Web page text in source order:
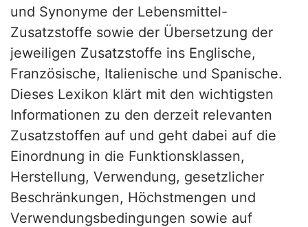
und Synonyme der Lebensmittel-
Zusatzstoffe sowie der Übersetzung der
jeweiligen Zusatzstoffe ins Englische,
Französische, Italienische und Spanische.
Dieses Lexikon klärt mit den wichtigsten
Informationen zu den derzeit relevanten
Zusatzstoffen auf und geht dabei auf die
Einordnung in die Funktionsklassen,
Herstellung, Verwendung, gesetzlicher
Beschränkungen, Höchstmengen und
Verwendungsbedingungen sowie auf